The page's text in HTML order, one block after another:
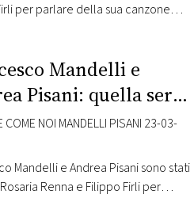
per parlare della sua canzone
presentata in gara al
disponibile anche l’esclusiva
45 giri che conterrà il brano
(lato A) e l’inedita versione
animali notturni” (lato B)
insieme…
Mandelli e
Pisani: quella sera
con Liam Gallagher
COME NOI MANDELLI PISANI 23-03-
Mandelli e Andrea Pisani sono stati
Renna e Filippo Firli per